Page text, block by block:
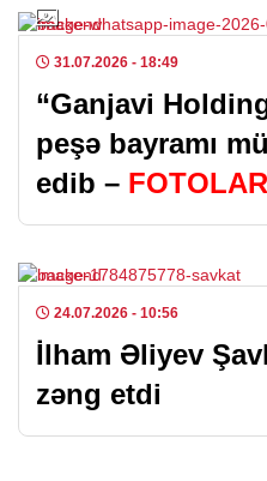
31.07.2026 - 18:49
“Ganjavi
peşə bayramı
edib – FOTOLAR
24.07.2026 - 10:56
İlham Əliyev
zəng etdi